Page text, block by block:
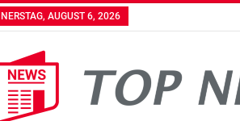
AUGUST 6, 2026